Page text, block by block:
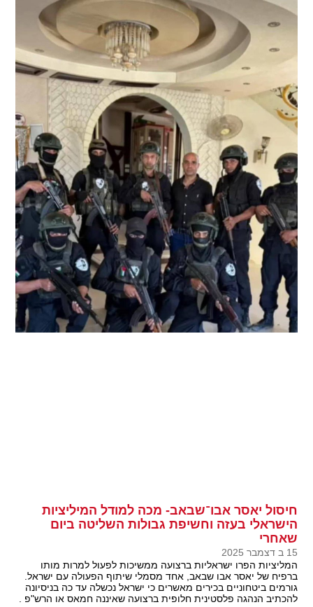
חיסול יאסר אבו־שבאב- מכה למודל המיליציות
הישראלי בעזה וחשיפת גבולות השליטה ביום
שאחרי
15 ב דצמבר 2025
המליציות הפרו ישראליות ברצועה ממשיכות לפעול למרות מותו
ברפיח של יאסר אבו שבאב, אחד מסמלי שיתוף הפעולה עם ישראל.
גורמים ביטחוניים בכירים מאשרים כי ישראל נכשלה עד כה בניסיונה
להכתיב הנהגה פלסטינית חלופית ברצועה שאיננה חמאס או הרש"פ .